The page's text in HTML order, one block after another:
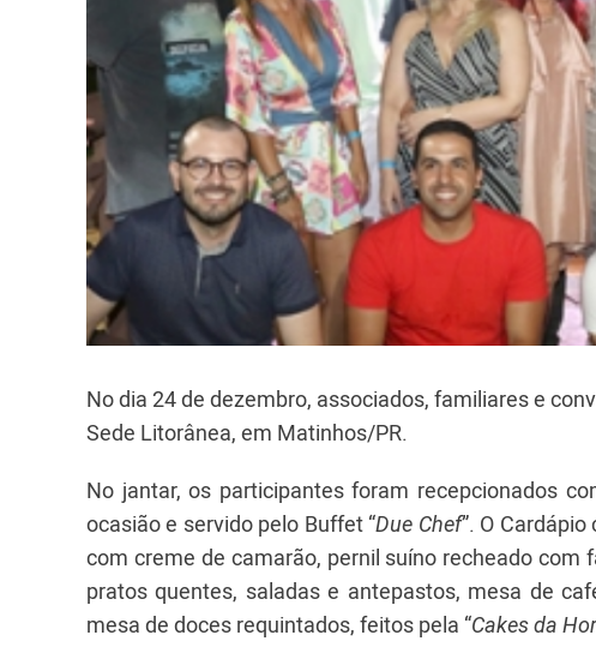
No dia 24 de dezembro, associados, familiares e
Sede Litorânea, em Matinhos/PR.
No jantar, os participantes foram recepcionados
ocasião e servido pelo Buffet “Due Chef”. O
com creme de camarão, pernil suíno recheado
pratos quentes, saladas e antepastos, mesa de
mesa de doces requintados, feitos pela “Cakes da